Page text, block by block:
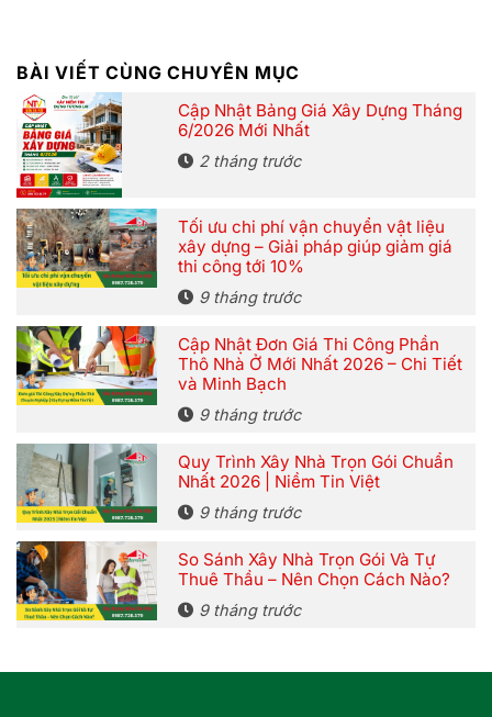
BÀI VIẾT CÙNG CHUYÊN MỤC
Cập Nhật Bảng Giá Xây Dựng Tháng
6/2026 Mới Nhất
2 tháng trước
Tối ưu chi phí vận chuyển vật liệu
xây dựng – Giải pháp giúp giảm giá
thi công tới 10%
9 tháng trước
Cập Nhật Đơn Giá Thi Công Phần
Thô Nhà Ở Mới Nhất 2026 – Chi Tiết
và Minh Bạch
9 tháng trước
Quy Trình Xây Nhà Trọn Gói Chuẩn
Nhất 2026 | Niềm Tin Việt
9 tháng trước
So Sánh Xây Nhà Trọn Gói Và Tự
Thuê Thầu – Nên Chọn Cách Nào?
9 tháng trước